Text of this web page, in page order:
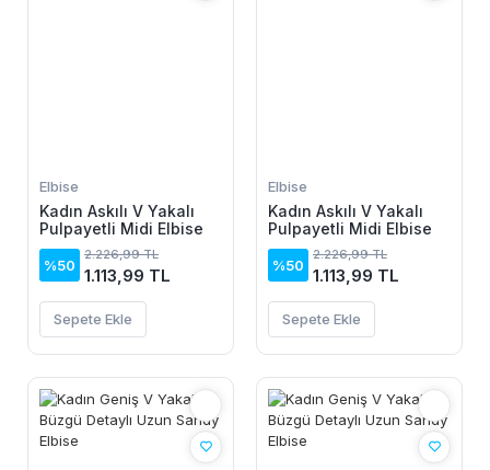
Elbise
Kadın Askılı V Yakalı
Pulpayetli Midi Elbise
%50
2.226,99 TL
1.113,99 TL
Sepete Ekle
Elbise
Kadın Askılı V Yakalı
Pulpayetli Midi Elbise
%50
2.226,99 TL
1.113,99 TL
Sepete Ekle